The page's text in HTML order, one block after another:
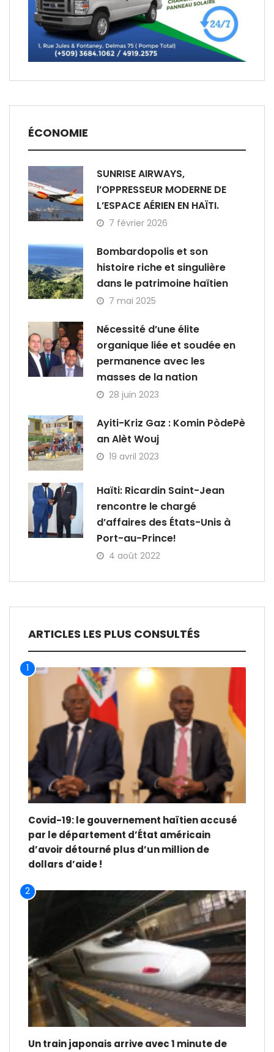
ÉCONOMIE
SUNRISE AIRWAYS,
l’OPPRESSEUR MODERNE DE
L’ESPACE AÉRIEN EN HAÏTI.
7 février 2026
Bombardopolis et son
histoire riche et singulière
dans le patrimoine haïtien
7 mai 2025
Nécessité d’une élite
organique liée et soudée en
permanence avec les
masses de la nation
28 juin 2023
Ayiti-Kriz Gaz : Komin PòdePè
an Alèt Wouj
19 avril 2023
Haïti: Ricardin Saint-Jean
rencontre le chargé
d’affaires des États-Unis à
Port-au-Prince!
4 août 2022
ARTICLES LES PLUS CONSULTÉS
1
Covid-19: le gouvernement haïtien accusé
par le département d’État américain
d’avoir détourné plus d’un million de
dollars d’aide !
2
Un train japonais arrive avec 1 minute de